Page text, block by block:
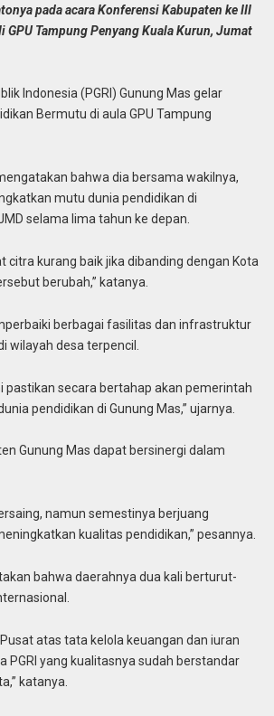
pada acara Konferensi Kabupaten ke III
Tampung Penyang Kuala Kurun, Jumat
Indonesia (PGRI) Gunung Mas gelar
Bermutu di aula GPU Tampung
bahwa dia bersama wakilnya,
mutu dunia pendidikan di
selama lima tahun ke depan.
citra kurang baik jika dibanding dengan Kota
berubah,” katanya.
berbagai fasilitas dan infrastruktur
wilayah desa terpencil.
pastikan secara bertahap akan pemerintah
pendidikan di Gunung Mas,” ujarnya.
Gunung Mas dapat bersinergi dalam
namun semestinya berjuang
kualitas pendidikan,” pesannya.
bahwa daerahnya dua kali berturut-
atas tata kelola keuangan dan iuran
yang kualitasnya sudah berstandar
katanya.